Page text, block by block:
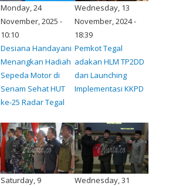
Monday, 24
November, 2025 -
10:10
Desiana Handayani
Menangkan Hadiah
Sepeda Motor di
Senam Sehat HUT
ke-25 Radar Tegal
Wednesday, 13
November, 2024 -
18:39
Pemkot Tegal
adakan HLM TP2DD
dan Launching
Implementasi KKPD
Saturday, 9
Wednesday, 31